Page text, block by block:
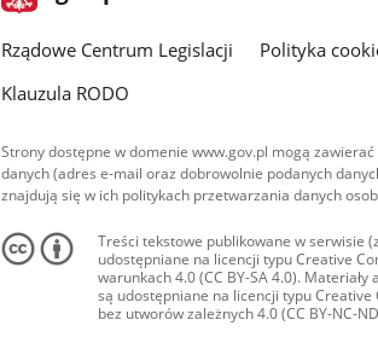
Rządowe Centrum Legislacji Polityka
Klauzula RODO
Strony dostępne w domenie www.gov.pl mogą
danych (adres e-mail oraz dobrowolnie podanych
znajdują się w ich politykach przetwarzania danych
Treści tekstowe publikowane w serwisie
udostępniane na licencji typu Creative
warunkach 4.0 (CC BY-SA 4.0).
są udostępniane na licencji typu
bez utworów zależnych 4.0 (CC BY-NC-